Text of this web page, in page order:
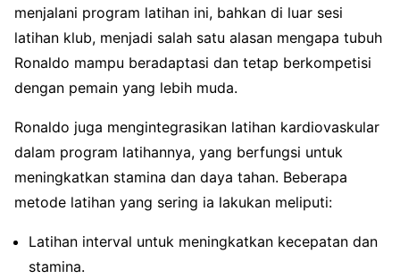
menjalani program latihan ini, bahkan di luar sesi
latihan klub, menjadi salah satu alasan mengapa tubuh
Ronaldo mampu beradaptasi dan tetap berkompetisi
dengan pemain yang lebih muda.
Ronaldo juga mengintegrasikan latihan kardiovaskular
dalam program latihannya, yang berfungsi untuk
meningkatkan stamina dan daya tahan. Beberapa
metode latihan yang sering ia lakukan meliputi:
Latihan interval untuk meningkatkan kecepatan dan
stamina.